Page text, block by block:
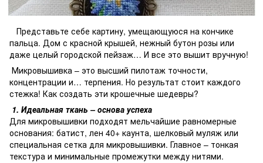
Представьте себе картину, умещающуюся на кончике
пальца. Дом с красной крышей, нежный бутон розы или
даже целый городской пейзаж… И все это вышит вручную!
Микровышивка – это высший пилотаж точности,
концентрации и… терпения. Но результат стоит каждого
стежка! Как создать эти крошечные шедевры?
1. Идеальная ткань – основа успеха
Для микровышивки подходят мельчайшие равномерные
основания: батист, лен 40+ каунта, шелковый муляж или
специальная сетка для микровышивки. Главное – тонкая
текстура и минимальные промежутки между нитями.